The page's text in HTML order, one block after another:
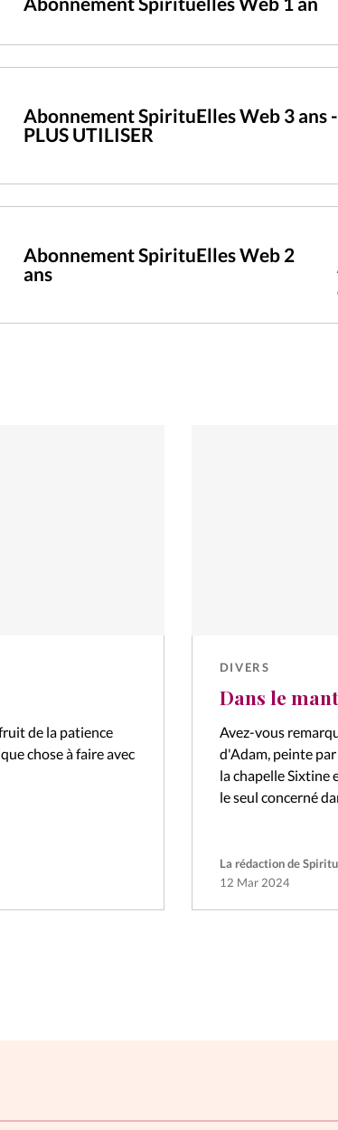
Abonnement SpirituElles Web 3 ans
PLUS UTILISER
Abonnement SpirituElles Web 2
ans
de la patience
chose à faire avec
DIVERS
Dans le
Avez-vous
d'Adam, peinte
la chapelle Sixtine
le seul concerné
La rédaction de
12 Mar 2024